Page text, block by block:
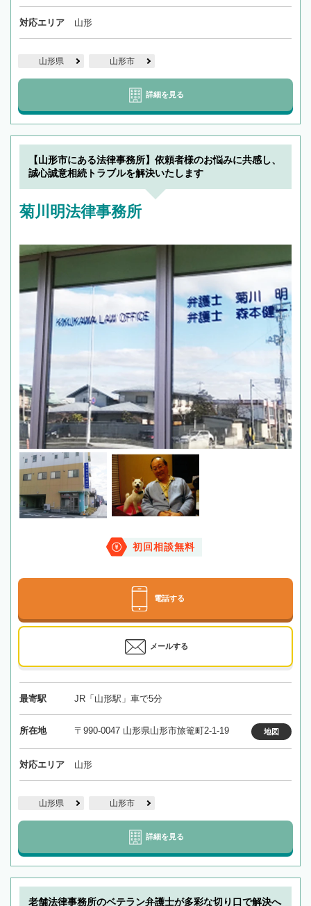
対応エリア 山形
山形県 山形市
詳細を見る
【山形市にある法律事務所】依頼者様のお悩みに共感し、
誠心誠意相続トラブルを解決いたします
菊川明法律事務所
初回相談無料
電話する
メールする
最寄駅 JR「山形駅」車で5分
所在地 〒990-0047 山形県山形市旅篭町2-1-19 地図
対応エリア 山形
山形県 山形市
詳細を見る
老舗法律事務所のベテラン弁護士が多彩な切り口で解決へ